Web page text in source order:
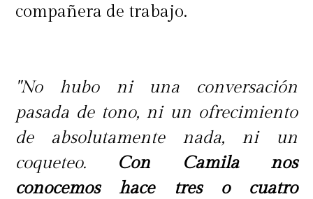
compañera de trabajo.
"No hubo ni una conversación
pasada de tono, ni un ofrecimiento
de absolutamente nada, ni un
coqueteo. Con Camila nos
conocemos hace tres o cuatro